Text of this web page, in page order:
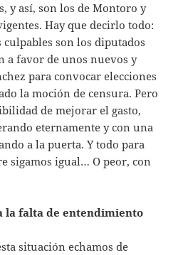
y así, son los de Montoro y
Hay que decirlo todo:
son los diputados
a favor de unos nuevos y
para convocar elecciones
la moción de censura. Pero
de mejorar el gasto,
eternamente y con una
a la puerta. Y todo para
sigamos igual… O peor, con
la falta de entendimiento
situación echamos de